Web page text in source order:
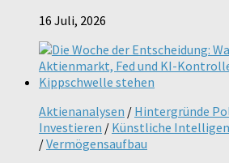
16 Juli, 2026
Aktienanalysen / Hintergründe
Investieren / Künstliche
/Vermögensaufbau